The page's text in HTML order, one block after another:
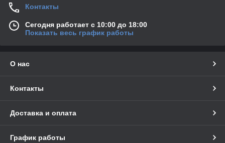
Контакты
Сегодня работает с 10:00 до 18:00
Показать весь график работы
О нас
Контакты
Доставка и оплата
График работы